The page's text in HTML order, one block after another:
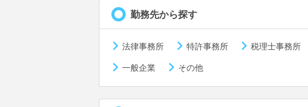
勤務先から探す
法律事務所 特許事務所 税理士事務所
一般企業 その他